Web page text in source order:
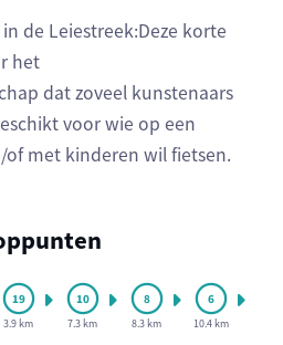
de Leiestreek:Deze korte
het
dat zoveel kunstenaars
voor wie op een
met kinderen wil fietsen.
3.9 km 7.3 km 8.3 km 10.4 km